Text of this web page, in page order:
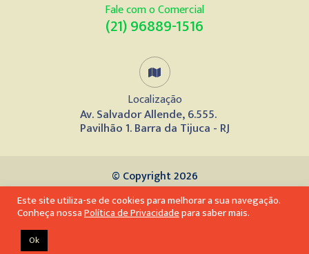
Fale com o Comercial
(21) 96889-1516
Localização
Av. Salvador Allende, 6.555.
Pavilhão 1. Barra da Tijuca - RJ
© Copyright 2026
Desenvolvido por
Este site utiliza-se de cookies para melhorar a sua navegação.
Conheça nossaPolítica de Privacidadepara saber mais.
Ok